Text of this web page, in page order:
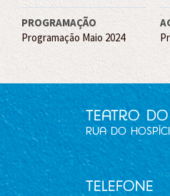
PROGRAMAÇÃO
Programação Maio 2024
Teatro
Rua do
Telefone